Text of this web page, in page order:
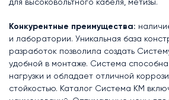
Конкурентные преимущества:
и лаборатории. Уникальная база
разработок позволила создать
удобной в монтаже. Система способна
нагрузки и обладает отличной
стойкостью. Каталог Система КМ